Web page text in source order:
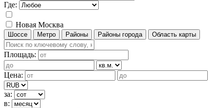
Где:
Новая Москва
Шоссе Метро Районы Районы города Область карты
Площадь:
Цена:
за:
в: